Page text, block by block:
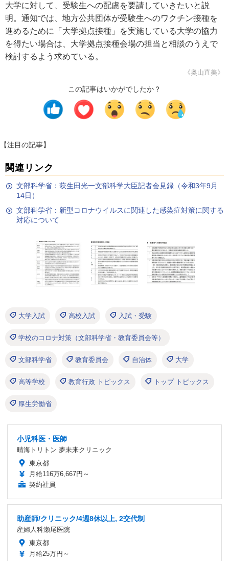
大学に対して、受験生への配慮を要請していきたいと説
明。通知では、地方公共団体が受験生へのワクチン接種を
進めるために「大学拠点接種」を実施している大学の協力
を得たい場合は、大学拠点接種会場の担当と相談のうえで
検討するよう求めている。
《奥山直美》
この記事はいかがでしたか？
【注目の記事】
関連リンク
文部科学省：萩生田光一文部科学大臣記者会見録（令和3年9月
14日）
文部科学省：新型コロナウイルスに関連した感染症対策に関する
対応について
大学入試 高校入試 入試・受験
学校のコロナ対策（文部科学省・教育委員会等）
文部科学省 教育委員会 自治体 大学
高等学校 教育行政 トピックス トップ トピックス
厚生労働省
小児科医・医師
晴海トリトン 夢未来クリニック
東京都
月給116万6,667円～
契約社員
助産師/クリニック/4週8休以上, 2交代制
産婦人科瀬尾医院
東京都
月給25万円～